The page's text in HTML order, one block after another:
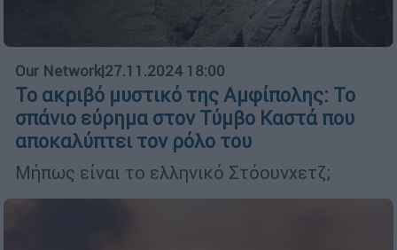
Our Network|27.11.2024 18:00
Το ακριβό μυστικό της Αμφίπολης: Το
σπάνιο εύρημα στον Τύμβο Καστά που
αποκαλύπτει τον ρόλο του
Μήπως είναι το ελληνικό Στόουνχετζ;